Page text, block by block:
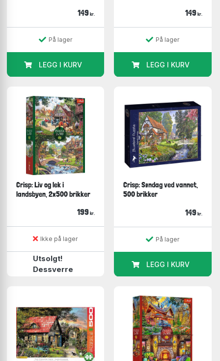
149 kr.
På lager
LEGG I KURV
149 kr.
På lager
LEGG I KURV
Crisp: Liv og lek i
landsbyen, 2x500 brikker
199 kr.
Ikke på lager
Utsolgt!
Dessverre
Crisp: Søndag ved vannet,
500 brikker
149 kr.
På lager
LEGG I KURV